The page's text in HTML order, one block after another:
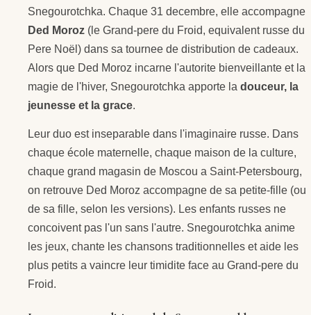
Snegourotchka. Chaque 31 decembre, elle accompagne
Ded Moroz (le Grand-pere du Froid, equivalent russe du
Pere Noël) dans sa tournee de distribution de cadeaux.
Alors que Ded Moroz incarne l'autorite bienveillante et la
magie de l'hiver, Snegourotchka apporte la douceur, la
jeunesse et la grace.
Leur duo est inseparable dans l'imaginaire russe. Dans
chaque école maternelle, chaque maison de la culture,
chaque grand magasin de Moscou a Saint-Petersbourg,
on retrouve Ded Moroz accompagne de sa petite-fille (ou
de sa fille, selon les versions). Les enfants russes ne
concoivent pas l'un sans l'autre. Snegourotchka anime
les jeux, chante les chansons traditionnelles et aide les
plus petits a vaincre leur timidite face au Grand-pere du
Froid.